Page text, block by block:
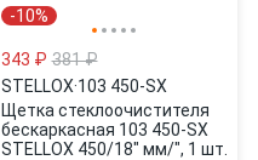
-10%
343 ₽ 381 ₽
STELLOX·103 450-SX
Щетка стеклоочистителя
бескаркасная 103 450-SX
STELLOX 450/18" мм/", 1 шт.